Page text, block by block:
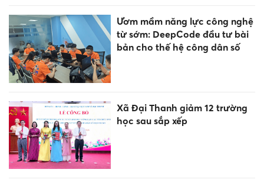
Ươm mầm năng lực công nghệ
từ sớm: DeepCode đầu tư bài
bản cho thế hệ công dân số
Xã Đại Thanh giảm 12 trường
học sau sắp xếp